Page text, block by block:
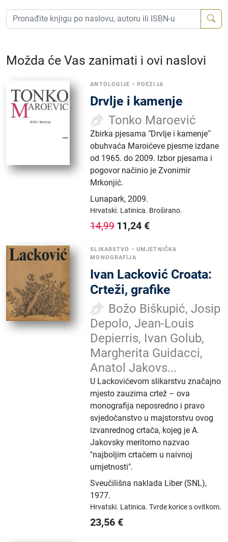
Možda će Vas zanimati i ovi naslovi
ANTOLOGIJE • POEZIJA
Drvlje i kamenje
Tonko Maroević
Zbirka pjesama ˝Drvlje i kamenje˝
obuhvaća Maroićeve pjesme izdane
od 1965. do 2009. Izbor pjesama i
pogovor načinio je Zvonimir
Mrkonjić.
Lunapark,2009.
Hrvatski. Latinica. Broširano.
14,99 11,24 €
SLIKARSTVO • UMJETNIČKA
MONOGRAFIJA
Ivan Lacković Croata:
Crteži, grafike
Božo Biškupić, Josip
Depolo, Jean-Louis
Depierris, Ivan Golub,
Margherita Guidacci,
Anatol Jakovs...
U Lackovićevom slikarstvu značajno
mjesto zauzima crtež – ova
monografija neposredno i pravo
svjedočanstvo u majstorstvu ovog
izvanrednog crtača, kojeg je A.
Jakovsky meritorno nazvao
"najboljim crtačem u naivnoj
umjetnosti".
Sveučilišna naklada Liber (SNL),
1977.
Hrvatski. Latinica.Tvrde korice s ovitkom.
23,56 €